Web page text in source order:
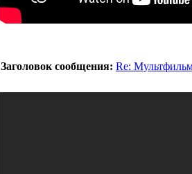
Заголовок сообщения: Re: